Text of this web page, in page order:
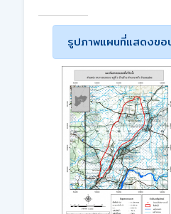
รูปภาพแผนที่แสดงขอ